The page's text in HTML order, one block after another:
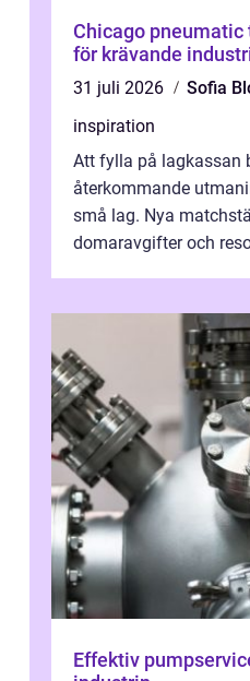
Chicago pneumatic tryckluftsverktyg
för krävande
31 juli 2026
Sofia
inspiration
Att fylla på lagkassan
återkommande
små lag. Nya
domaravgifter och
Effektiv